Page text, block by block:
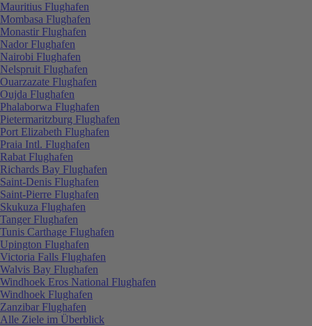
Mauritius Flughafen
Mombasa Flughafen
Monastir Flughafen
Nador Flughafen
Nairobi Flughafen
Nelspruit Flughafen
Ouarzazate Flughafen
Oujda Flughafen
Phalaborwa Flughafen
Pietermaritzburg Flughafen
Port Elizabeth Flughafen
Praia Intl. Flughafen
Rabat Flughafen
Richards Bay Flughafen
Saint-Denis Flughafen
Saint-Pierre Flughafen
Skukuza Flughafen
Tanger Flughafen
Tunis Carthage Flughafen
Upington Flughafen
Victoria Falls Flughafen
Walvis Bay Flughafen
Windhoek Eros National Flughafen
Windhoek Flughafen
Zanzibar Flughafen
Alle Ziele im Überblick